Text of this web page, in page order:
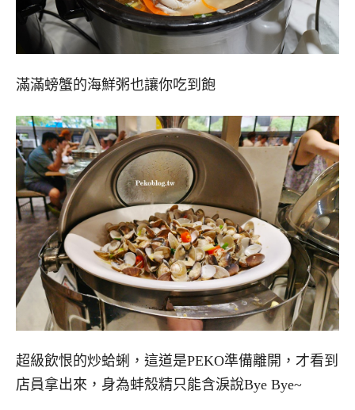
滿滿螃蟹的海鮮粥也讓你吃到飽
超級飲恨的炒蛤蜊，這道是PEKO準備離開，才看到
店員拿出來，身為蚌殼精只能含淚說Bye Bye~